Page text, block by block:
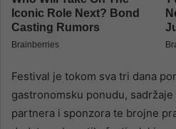
Festival je tokom sva tri dana
gastronomsku ponudu,
partnera i sponzora te brojne